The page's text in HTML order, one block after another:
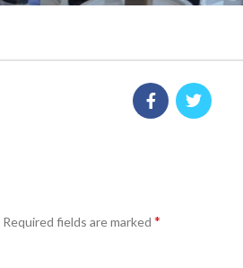
Required fields are marked *